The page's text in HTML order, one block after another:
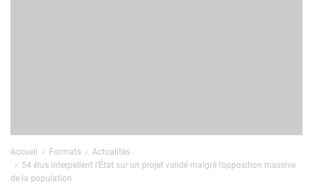
Accueil Formats
Actualités
54 élus interpellent l’État sur un projet validé malgré l’opposition massive
de la population